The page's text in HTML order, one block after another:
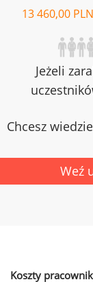
13 460,00 PLN
Jeżeli
Chcesz
Weź
Koszty